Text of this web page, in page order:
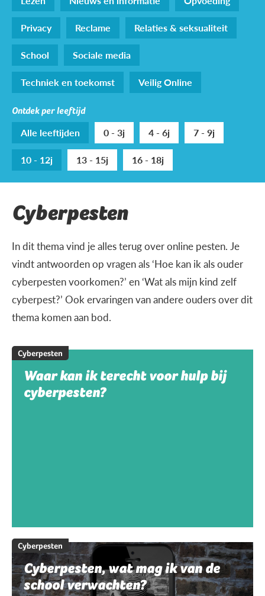
Privacy
Reclame
Relaties & seksualiteit
School
Sociale media
Techniek en toekomst
Veilig Online
Ontdek per leeftijd
Alle leeftijden 0 - 3j 4 - 6j
7 - 9j
10 - 12j
13 - 15j 16 - 18j
Cyberpesten
In dit thema vind je alles terug over online pesten. Je
vindt antwoorden op vragen als ‘Hoe kan ik als ouder
cyberpesten voorkomen?’ en ‘Wat als mijn kind zelf
cyberpest?’ Ook ervaringen van andere ouders over dit
thema komen aan bod.
Cyberpesten
Waar kan ik terecht voor hulp bij
cyberpesten?
Cyberpesten
Cyberpesten, wat mag ik van de
school verwachten?